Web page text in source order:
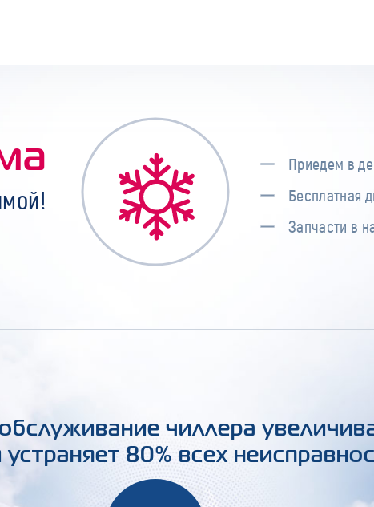
Приедем в
Бесплатная
Запчасти в
чиллера
80% всех